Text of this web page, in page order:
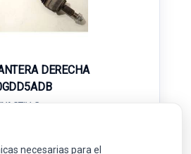
DERECHA
G
necesarias para el